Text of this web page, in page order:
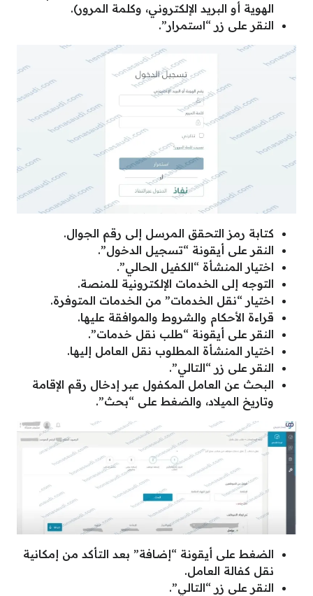
الهوية أو البريد الإلكتروني، وكلمة المرور).
النقر على زر “استمرار”.
كتابة رمز التحقق المرسل إلى رقم الجوال.
النقر على أيقونة “تسجيل الدخول”.
اختيار المنشأة “الكفيل الحالي”.
التوجه إلى الخدمات الإلكترونية للمنصة.
اختيار “نقل الخدمات” من الخدمات المتوفرة.
قراءة الأحكام والشروط والموافقة عليها.
النقر على أيقونة “طلب نقل خدمات”.
اختيار المنشأة المطلوب نقل العامل إليها.
النقر على زر “التالي”.
البحث عن العامل المكفول عبر إدخال رقم الإقامة
وتاريخ الميلاد، والضغط على “بحث”.
الضغط على أيقونة “إضافة” بعد التأكد من إمكانية
نقل كفالة العامل.
النقر على زر “التالي”.